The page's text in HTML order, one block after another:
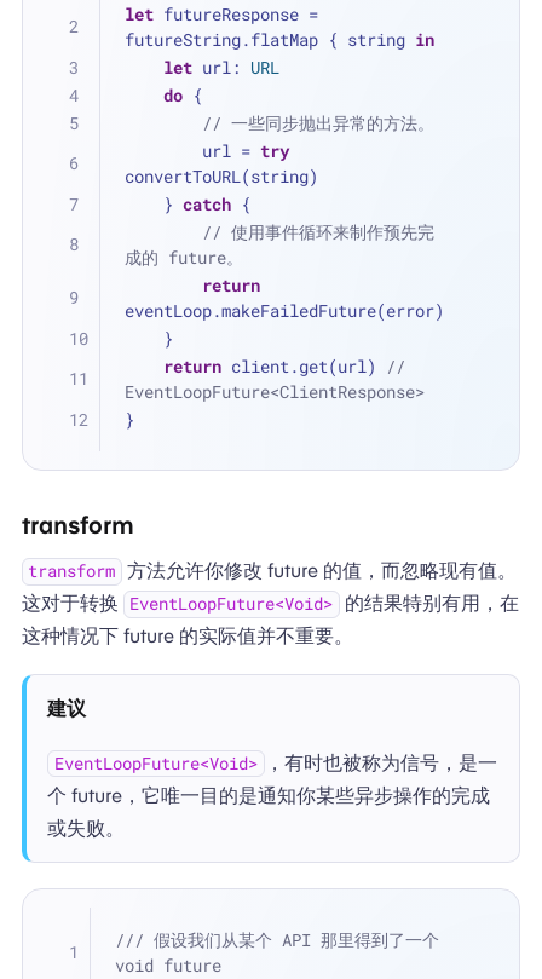
let futureResponse =
futureString.flatMap { string in
let url: URL
do {
// 一些同步抛出异常的方法。
        url
= try
convertToURL(string)
    }
catch {
// 使用事件循环来制作预先完
成的 future。
return
eventLoop.makeFailedFuture(error)
    }
return client.get(url) //
EventLoopFuture<ClientResponse>
}
transform
transform 方法允许你修改 future 的值，而忽略现有值。
这对于转换
EventLoopFuture<Void>
的结果特别有用，在
这种情况下 future 的实际值并不重要。
建议
EventLoopFuture<Void>
，有时也被称为信号，是一
个 future，它唯一目的是通知你某些异步操作的完成
或失败。
/// 假设我们从某个 API 那里得到了一个
void future